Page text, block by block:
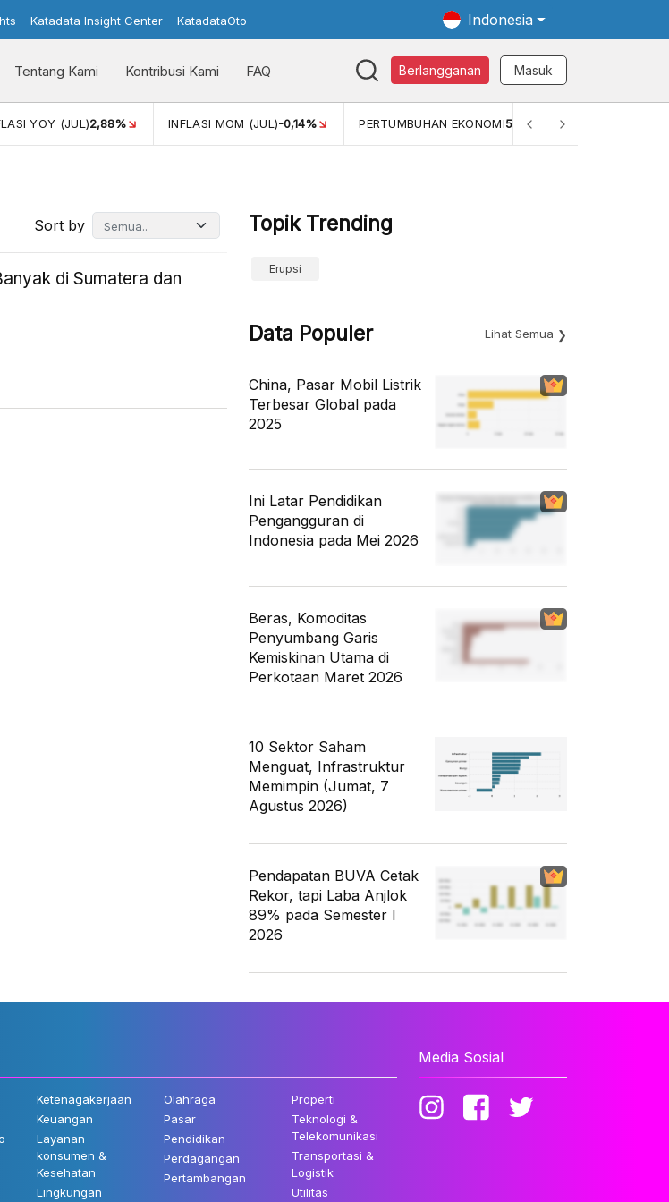
Katadata Insight Center KatadataOto Indonesia
Tentang Kami Kontribusi Kami FAQ Berlangganan Masuk
(JUL) -0,14% PERTUMBUHAN EKONOMI5,11% PERTUMBUHAN EKONOMI (YOY) (Q1)
Sort by
di Sumatera dan
Topik Trending
Erupsi
Data Populer Lihat Semua
China, Pasar Mobil Listrik
Terbesar Global pada
2025
Ini Latar Pendidikan
Pengangguran di
Indonesia pada Mei 2026
Beras, Komoditas
Penyumbang Garis
Kemiskinan Utama di
Perkotaan Maret 2026
10 Sektor Saham
Menguat, Infrastruktur
Memimpin (Jumat, 7
Agustus 2026)
Pendapatan BUVA Cetak
Rekor, tapi Laba Anjlok
89% pada Semester I
2026
Ketenagakerjaan
Keuangan
Layanan
konsumen &
Kesehatan
Lingkungan
Olahraga
Pasar
Pendidikan
Perdagangan
Pertambangan
Properti
Teknologi &
Telekomunikasi
Transportasi &
Logistik
Utilitas
Media Sosial